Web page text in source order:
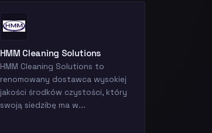
HMM Cleaning Solutions
HMM Cleaning Solutions to
renomowany dostawca wysokiej
jakości środków czystości, który
swoją siedzibę ma w...